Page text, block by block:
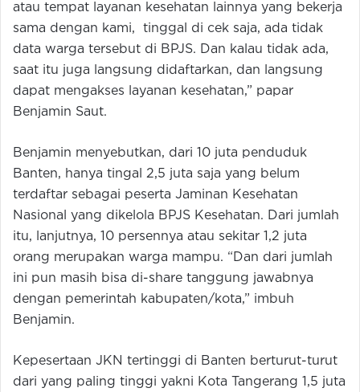
atau tempat layanan kesehatan lainnya yang bekerja
sama dengan kami, tinggal di cek saja, ada tidak
data warga tersebut di BPJS. Dan kalau tidak ada,
saat itu juga langsung didaftarkan, dan langsung
dapat mengakses layanan kesehatan,” papar
Benjamin Saut.
Benjamin menyebutkan, dari 10 juta penduduk
Banten, hanya tingal 2,5 juta saja yang belum
terdaftar sebagai peserta Jaminan Kesehatan
Nasional yang dikelola BPJS Kesehatan. Dari jumlah
itu, lanjutnya, 10 persennya atau sekitar 1,2 juta
orang merupakan warga mampu. “Dan dari jumlah
ini pun masih bisa di-share tanggung jawabnya
dengan pemerintah kabupaten/kota,” imbuh
Benjamin.
Kepesertaan JKN tertinggi di Banten berturut-turut
dari yang paling tinggi yakni Kota Tangerang 1,5 juta